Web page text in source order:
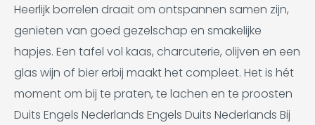
Heerlijk borrelen draait om ontspannen samen zijn,
genieten van goed gezelschap en smakelijke
hapjes. Een tafel vol kaas, charcuterie, olijven en een
glas wijn of bier erbij maakt het compleet. Het is hét
moment om bij te praten, te lachen en te proosten
Duits Engels Nederlands Engels Duits Nederlands Bij